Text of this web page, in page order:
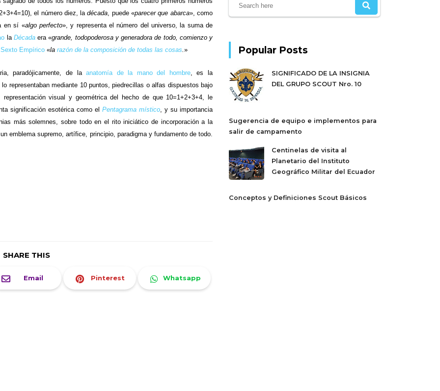
el número diez, ladécada, puede «parecer que abarca», como
en sí «algo perfecto», y representa el número del universo, la suma de
la Décadaera «grande, todopoderosa y generadora de todo, comienzo y
Sexto Empírico «la razón de la composición de todas las cosas.»
paradójicamente, de laanatomía de la mano del hombre, es la
representaban mediante 10 puntos, piedrecillas o alfas dispuestos bajo
visual y geométrica del hecho de que 10=1+2+3+4, le
significación esotérica como el Pentagrama místico , y su importancia
más solemnes, sobre todo en el rito iniciático de incorporación a la
emblema supremo, artífice, principio, paradigma y fundamento de todo.
SHARE THIS
Email Pinterest Whatsapp
Popular Posts
SIGNIFICADO DE LA INSIGNIA
DEL GRUPO SCOUT Nro. 10
Sugerencia de equipo e implementos para
salir de campamento
Centinelas de visita al
Planetario del Instituto
Geográfico Militar del Ecuador
Conceptos y Definiciones Scout Básicos